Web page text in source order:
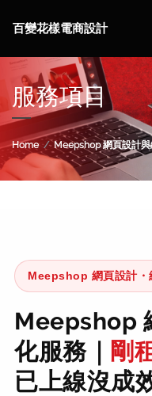
百變花樣電商設計
服務項目
Home Meepshop 網頁設計
Meepshop 網頁設計・
Meepshop
化服務｜
剛
已上線沒成